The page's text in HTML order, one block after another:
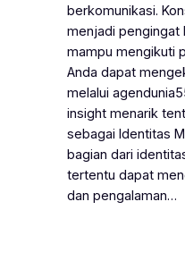
berkomunikasi.
menjadi pengingat
mampu mengikuti
Anda dapat
melalui
insight menarik
sebagai Identitas
bagian dari
tertentu dapat
dan pengalaman…